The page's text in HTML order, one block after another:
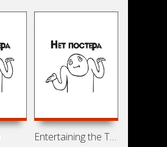
Entertaining the Troops (1988)